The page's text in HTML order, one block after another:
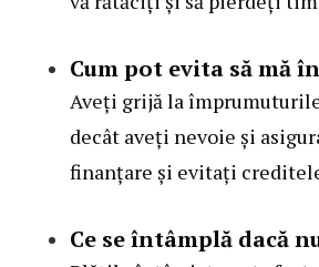
Cum pot evita să mă
Aveți grijă la
decât aveți nevoie și
finanțare și evitați
Ce se întâmplă dacă